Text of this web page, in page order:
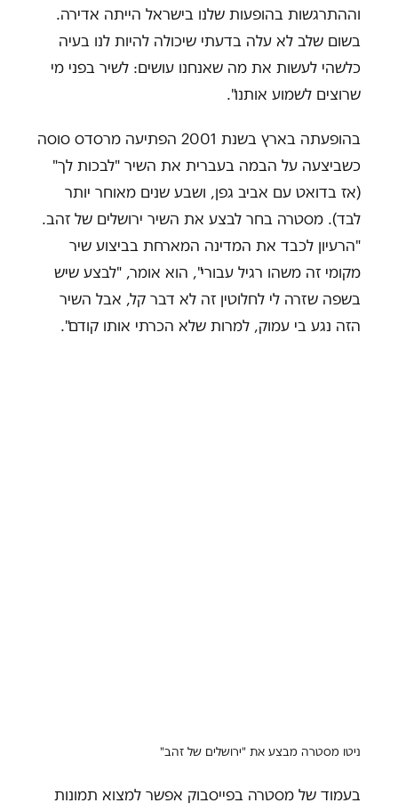
וההתרגשות בהופעות שלנו בישראל הייתה אדירה.
בשום שלב לא עלה בדעתי שיכולה להיות לנו בעיה
כלשהי לעשות את מה שאנחנו עושים: לשיר בפני מי
שרוצים לשמוע אותנו".
בהופעתה בארץ בשנת 2001 הפתיעה מרסדס סוסה
כשביצעה על הבמה בעברית את השיר "לבכות לך"
(אז בדואט עם אביב גפן, ושבע שנים מאוחר יותר
לבד). מסטרה בחר לבצע את השיר ירושלים של זהב.
"הרעיון לכבד את המדינה המארחת בביצוע שיר
מקומי זה משהו רגיל עבורי", הוא אומר, "לבצע שיש
בשפה שזרה לי לחלוטין זה לא דבר קל, אבל השיר
הזה נגע בי עמוק, למרות שלא הכרתי אותו קודם".
ניטו מסטרה מבצע את "ירושלים של זהב"
בעמוד של מסטרה בפייסבוק אפשר למצוא תמונות